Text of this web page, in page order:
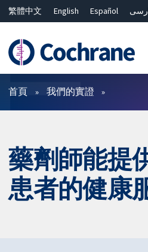
繁體中文 English Español
ไทย
简体中文
篩選條件
首頁 我們的實證
藥劑師能提
患者的健康